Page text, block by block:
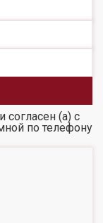
согласен (а) с
по телефону